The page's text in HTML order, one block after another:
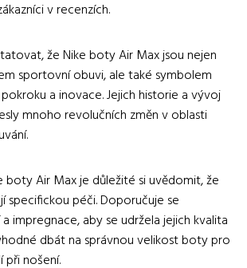
v recenzích.
že Nike boty Air Max jsou nejen
sportovní obuvi, ale také symbolem
a inovace. Jejich historie a vývoj
mnoho revolučních změn v oblasti
boty Air Max je důležité si uvědomit, že
péči. Doporučuje se
impregnace, aby se udržela jejich kvalita
dbát na správnou velikost boty pro
při nošení.